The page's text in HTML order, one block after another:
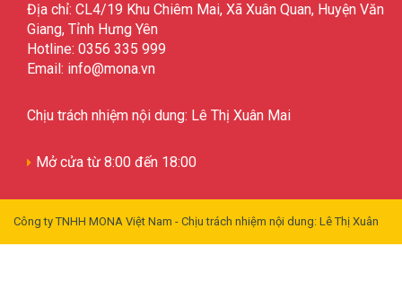
Địa chỉ: CL4/19 Khu Chiêm Mai, Xã Xuân Quan, Huyện Văn
Giang, Tỉnh Hưng Yên
Hotline: 0356 335 999
Email: info@mona.vn
Chịu trách nhiệm nội dung: Lê Thị Xuân Mai
Mở cửa từ 8:00 đến 18:00
Công ty TNHH MONA Việt Nam - Chịu trách nhiệm nội dung: Lê Thị Xuân